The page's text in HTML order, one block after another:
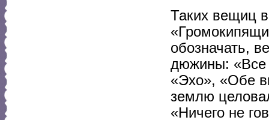
Таких вещиц
обозначать,
дюжины: «Все
«Эхо», «Обе
землю
«Ничего не